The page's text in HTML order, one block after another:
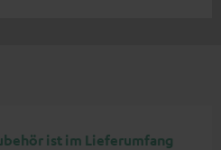
ist im Lieferumfang